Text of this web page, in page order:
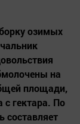
озимых
на
площади,
с гектара. По
составляет